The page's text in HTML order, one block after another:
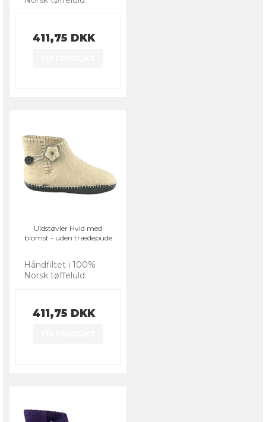
411,75 DKK
Uldstøvler Hvid med
blomst - uden trædepude
Håndfiltet i 100%
Norsk tøffeluld
411,75 DKK